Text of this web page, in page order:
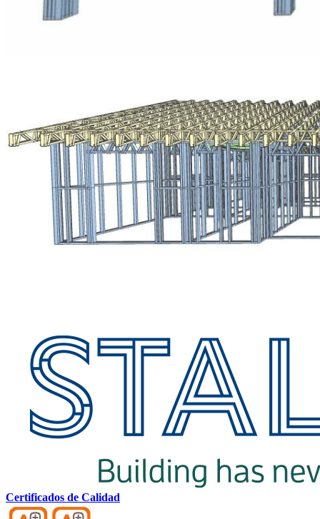
Certificados de Calidad